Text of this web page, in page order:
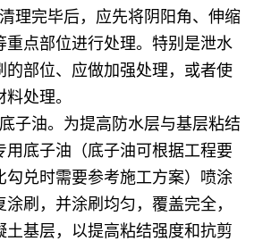
理完毕后，应先将阴阳角、伸缩
重点部位进行处理。特别是泄水
的部位、应做加强处理，或者使
处理。
子油。为提高防水层与基层粘结
用底子油（底子油可根据工程要
勾兑时需要参考施工方案）喷涂
涂刷，并涂刷均匀，覆盖完全，
土基层，以提高粘结强度和抗剪